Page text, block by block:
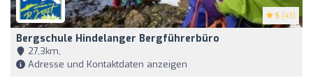
5 (43)
Bergschule Hindelanger Bergführerbüro
27,3km,
Adresse und Kontaktdaten anzeigen